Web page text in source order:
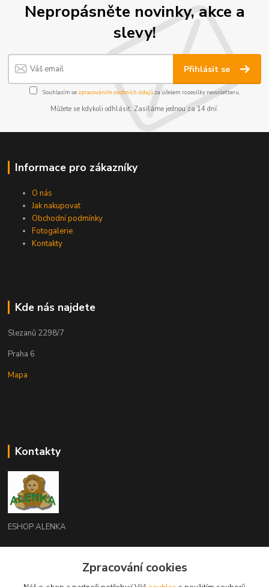
Nepropásněte novinky, akce a
slevy!
Přihlásit se
Souhlasím se zpracováním osobních údajůza účelem rozesílky newsletteru.
Můžete se kdykoli odhlásit. Zasíláme jednou za 14 dní.
Informace pro zákazníky
O nás
Jak nakupovat
Obchodní podmínky
Fotogalerie
Kontakty
Kde nás najdete
Slezanů 2298/7
Praha 6
Mapa
Kontakty
ESHOP ALENKA
+420602541312Zpracování cookies